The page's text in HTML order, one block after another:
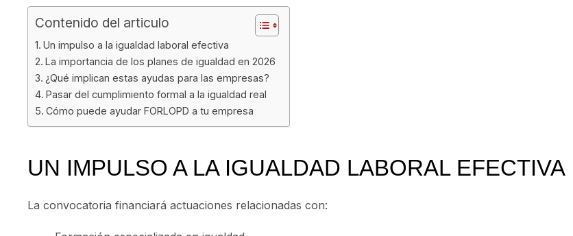
Contenido del articulo
Un impulso a la igualdad laboral efectiva
La importancia de los planes de igualdad en 2026
¿Qué implican estas ayudas para las empresas?
Pasar del cumplimiento formal a la igualdad real
Cómo puede ayudar FORLOPD a tu empresa
UN IMPULSO A LA IGUALDAD LABORAL EFECTIVA
La convocatoria financiará actuaciones relacionadas con: